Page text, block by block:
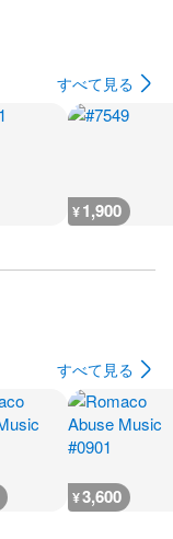
すべて見る
¥1,900
すべて見る
¥3,600